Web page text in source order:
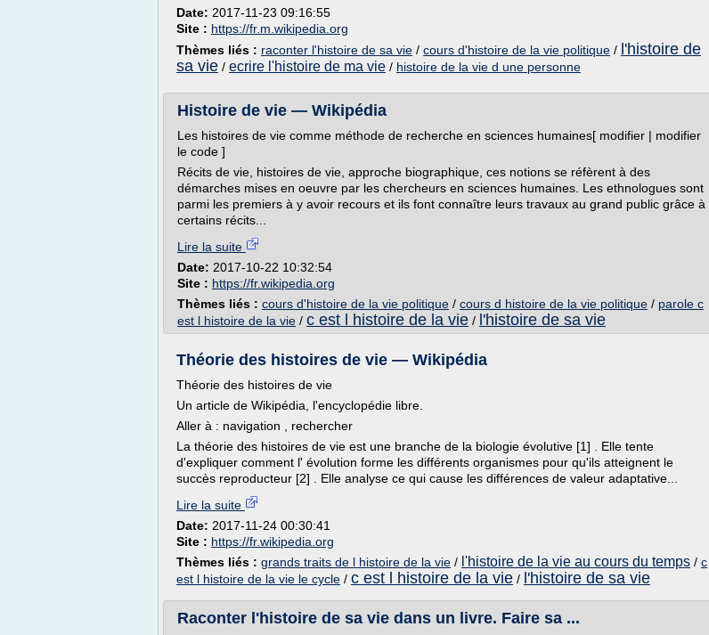
Date: 2017-11-23 09:16:55
Site : https://fr.m.wikipedia.org
Thèmes liés : raconter l'histoire de sa vie / cours d'histoire de la vie politique / l'histoire de
sa vie / ecrire l'histoire de ma vie / histoire de la vie d une personne
Histoire de vie — Wikipédia
Les histoires de vie comme méthode de recherche en sciences humaines[ modifier | modifier
le code ]
Récits de vie, histoires de vie, approche biographique, ces notions se réfèrent à des
démarches mises en oeuvre par les chercheurs en sciences humaines. Les ethnologues sont
parmi les premiers à y avoir recours et ils font connaître leurs travaux au grand public grâce à
certains récits...
Lire la suite
Date: 2017-10-22 10:32:54
Site : https://fr.wikipedia.org
Thèmes liés : cours d'histoire de la vie politique / cours d histoire de la vie politique / parole c
est l histoire de la vie / c est l histoire de la vie / l'histoire de sa vie
Théorie des histoires de vie — Wikipédia
Théorie des histoires de vie
Un article de Wikipédia, l'encyclopédie libre.
Aller à : navigation , rechercher
La théorie des histoires de vie est une branche de la biologie évolutive [1] . Elle tente
d'expliquer comment l' évolution forme les différents organismes pour qu'ils atteignent le
succès reproducteur [2] . Elle analyse ce qui cause les différences de valeur adaptative...
Lire la suite
Date: 2017-11-24 00:30:41
Site : https://fr.wikipedia.org
Thèmes liés : grands traits de l histoire de la vie / l'histoire de la vie au cours du temps / c
est l histoire de la vie le cycle / c est l histoire de la vie / l'histoire de sa vie
Raconter l'histoire de sa vie dans un livre. Faire sa ...